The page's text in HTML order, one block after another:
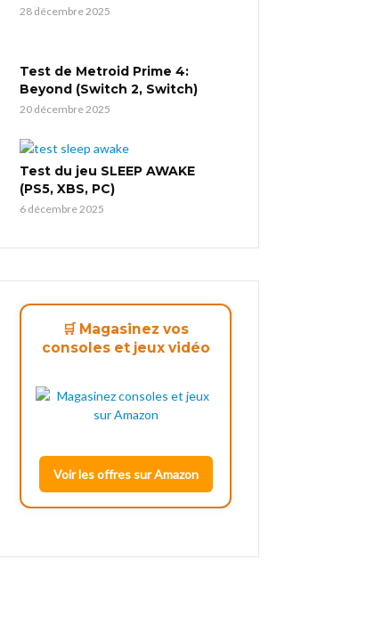
28 décembre 2025
Test de Metroid Prime 4:
Beyond (Switch 2, Switch)
20 décembre 2025
Test du jeu SLEEP AWAKE
(PS5, XBS, PC)
6 décembre 2025
🛒 Magasinez vos
consoles et jeux vidéo
Voir les offres sur Amazon